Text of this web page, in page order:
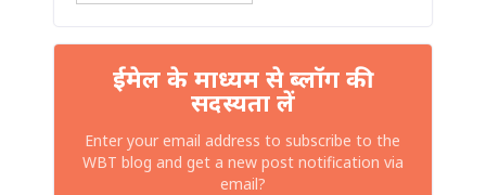
ईमेल के माध्यम से ब्लॉग की
सदस्यता लें
Enter your email address to subscribe to the
WBT blog and get a new post notification via
email?